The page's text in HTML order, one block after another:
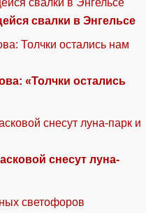
свалки в Энгельсе
«Толчки остались
снесут луна-